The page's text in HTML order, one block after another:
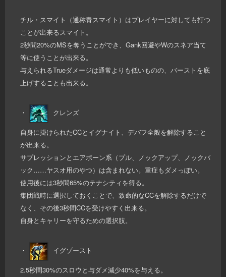
チル・スマイト（通称青スマイト）はプレイヤーに対しても打つ
ことが出来るスマイト。
2秒間20%のMSを奪うことができ、Gank回避やWのスネア当て
等に使うことが出来る。
与えられるTrueダメージは通常よりも低いものの、バーストを底
上げすることも出来る。
・ クレンズ
自身に掛けられたCCとイグナイト、デバフ全般を解除すること
が出来る。
サプレッションとエアボーン系（プル、ノックアップ、ノックバ
ック……ヤスオ用のやつ）は含まれない。重症もダメっぽい。
使用後には3秒間65%のテナシティを得る。
集団戦時に選択しておくことで、致命的なCCを解除するだけで
なく、その後3秒間CCを受けやすく出来る。
自身とキャリーを守るための選択肢。
・ イグゾースト
2.5秒間30%のスロウと与ダメ減少40%を与える。